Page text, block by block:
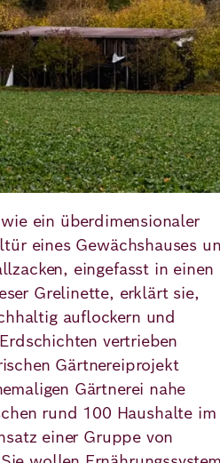
ein überdimensionaler
eines Gewächshauses
eingefasst in einen
Grelinette, erklärt sie,
auflockern und
vertrieben
Gärtnereiprojekt
Gärtnerei nahe
rund 100 Haushalte im
einer Gruppe von